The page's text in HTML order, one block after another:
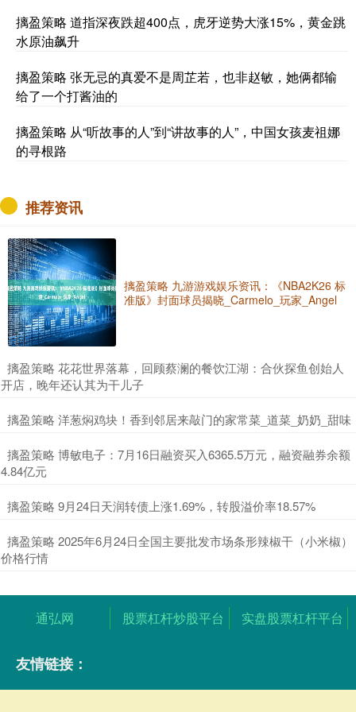
摛盈策略 道指深夜跌超400点，虎牙逆势大涨15%，黄金跳
水原油飙升
摛盈策略 张无忌的真爱不是周芷若，也非赵敏，她俩都输
给了一个打酱油的
摛盈策略 从“听故事的人”到“讲故事的人”，中国女孩麦祖娜
的寻根路
推荐资讯
摛盈策略 九游游戏娱乐资讯：《NBA2K26 标
准版》封面球员揭晓_Carmelo_玩家_Angel
​摛盈策略 花花世界落幕，回顾蔡澜的餐饮江湖：合伙探鱼创始人
开店，晚年还认其为干儿子
​摛盈策略 洋葱焖鸡块！香到邻居来敲门的家常菜_道菜_奶奶_甜味
​摛盈策略 博敏电子：7月16日融资买入6365.5万元，融资融券余额
4.84亿元
​摛盈策略 9月24日天润转债上涨1.69%，转股溢价率18.57%
​摛盈策略 2025年6月24日全国主要批发市场条形辣椒干（小米椒）
价格行情
通弘网 股票杠杆炒股平台 实盘股票杠杆平台
友情链接：